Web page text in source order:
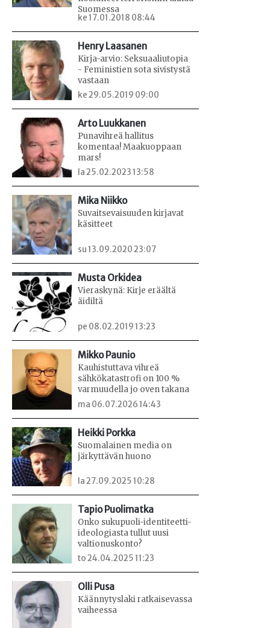
Suomessa
ke 17.01.2018 08:44
Henry Laasanen
Kirja-arvio: Seksuaaliutopia
- Feministien sota sivistystä
vastaan
ke 29.05.2019 09:00
Arto Luukkanen
Punavihreä hallitus
komentaa! Maakuoppaan
mars!
la 25.02.2023 13:58
Mika Niikko
Suvaitsevaisuuden kirjavat
käsitteet
su 13.09.2020 23:07
Musta Orkidea
Vieraskynä: Kirje eräältä
äidiltä
pe 08.02.2019 13:23
Mikko Paunio
Kauhistuttava vihreä
sähkökatastrofi on 100 %
varmuudella jo oven takana
ma 06.07.2026 14:43
Heikki Porkka
Suomalainen media on
järkyttävän huono
la 27.09.2025 10:28
Tapio Puolimatka
Onko sukupuoli-identiteetti-
ideologiasta tullut uusi
valtionuskonto?
to 24.04.2025 11:23
Olli Pusa
Käännytyslaki ratkaisevassa
vaiheessa